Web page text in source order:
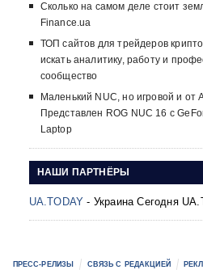
Сколько на самом деле стоит
Finance.ua
ТОП сайтов для трейдеров
искать аналитику, работу и
сообщество
Маленький NUC, но игровой и от
Представлен ROG NUC 16 с
Laptop
НАШИ ПАРТНЁРЫ
UA.TODAY - Украина Сегодня
ПРЕСС-РЕЛИЗЫ СВЯЗЬ С РЕДАКЦИЕЙ